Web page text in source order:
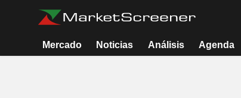
Mercado Noticias Análisis Agenda